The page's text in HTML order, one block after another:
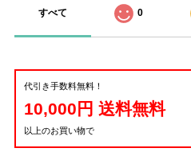
すべて 0
代引き手数料無料！
10,000円 送料無料
以上のお買い物で